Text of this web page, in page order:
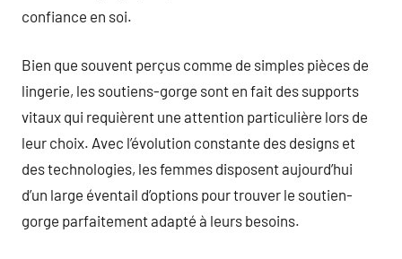
confiance en soi.
Bien que souvent perçus comme de simples pièces de
lingerie, les soutiens-gorge sont en fait des supports
vitaux qui requièrent une attention particulière lors de
leur choix. Avec l’évolution constante des designs et
des technologies, les femmes disposent aujourd’hui
d’un large éventail d’options pour trouver le soutien-
gorge parfaitement adapté à leurs besoins.